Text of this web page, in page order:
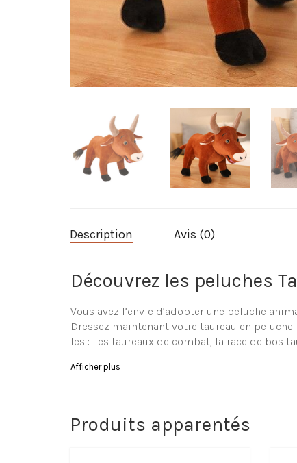
Description Avis (0)
Découvrez les peluches
Vous avez l’envie d’adopter une peluche
Dressez maintenant votre taureau en
les : Les taureaux de combat, la race de bos
Parcourez notre variété
Informations de la
Afficher plus
Produits apparentés